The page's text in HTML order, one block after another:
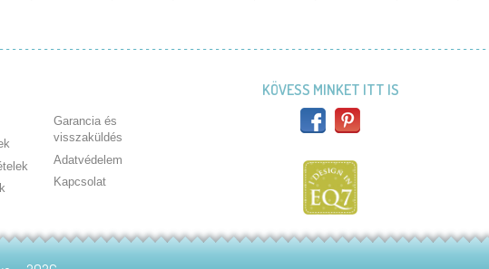
Garancia és
visszaküldés
Adatvédelem
Kapcsolat
KÖVESS MINKET ITT IS